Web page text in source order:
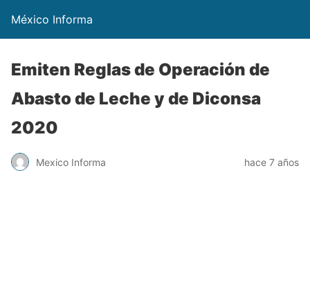
México Informa
Emiten Reglas de Operación de
Abasto de Leche y de Diconsa
2020
Mexico Informa hace 7 años